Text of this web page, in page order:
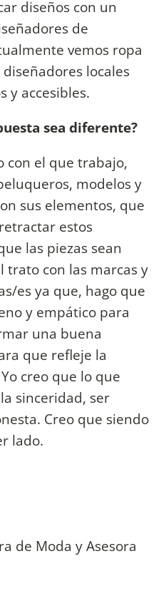
diseños con un
de
vemos ropa
locales
y accesibles.
sea diferente?
con el que trabajo,
modelos y
sus elementos, que
estos
las piezas sean
trato con las marcas y
es ya que, hago que
y empático para
una buena
que refleje la
creo que lo que
sinceridad, ser
Creo que siendo
lado.
de Moda y Asesora